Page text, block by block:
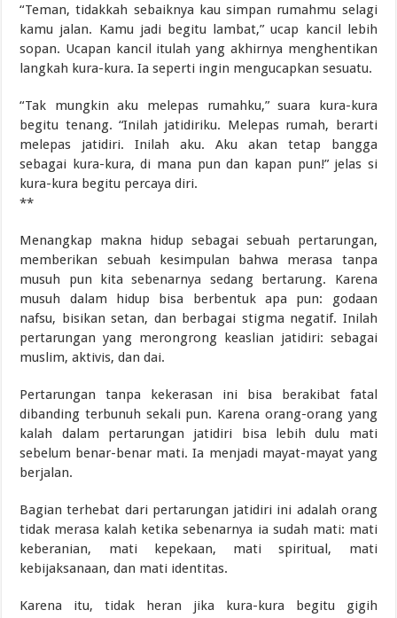
“Teman, tidakkah sebaiknya kau simpan rumahmu selagi
kamu jalan. Kamu jadi begitu lambat,” ucap kancil lebih
sopan. Ucapan kancil itulah yang akhirnya menghentikan
langkah kura-kura. Ia seperti ingin mengucapkan sesuatu.
“Tak mungkin aku melepas rumahku,” suara kura-kura
begitu tenang. “Inilah jatidiriku. Melepas rumah, berarti
melepas jatidiri. Inilah aku. Aku akan tetap bangga
sebagai kura-kura, di mana pun dan kapan pun!” jelas si
kura-kura begitu percaya diri.
**
Menangkap makna hidup sebagai sebuah pertarungan,
memberikan sebuah kesimpulan bahwa merasa tanpa
musuh pun kita sebenarnya sedang bertarung. Karena
musuh dalam hidup bisa berbentuk apa pun: godaan
nafsu, bisikan setan, dan berbagai stigma negatif. Inilah
pertarungan yang merongrong keaslian jatidiri: sebagai
muslim, aktivis, dan dai.
Pertarungan tanpa kekerasan ini bisa berakibat fatal
dibanding terbunuh sekali pun. Karena orang-orang yang
kalah dalam pertarungan jatidiri bisa lebih dulu mati
sebelum benar-benar mati. Ia menjadi mayat-mayat yang
berjalan.
Bagian terhebat dari pertarungan jatidiri ini adalah orang
tidak merasa kalah ketika sebenarnya ia sudah mati: mati
keberanian, mati kepekaan, mati spiritual, mati
kebijaksanaan, dan mati identitas.
Karena itu, tidak heran jika kura-kura begitu gigih